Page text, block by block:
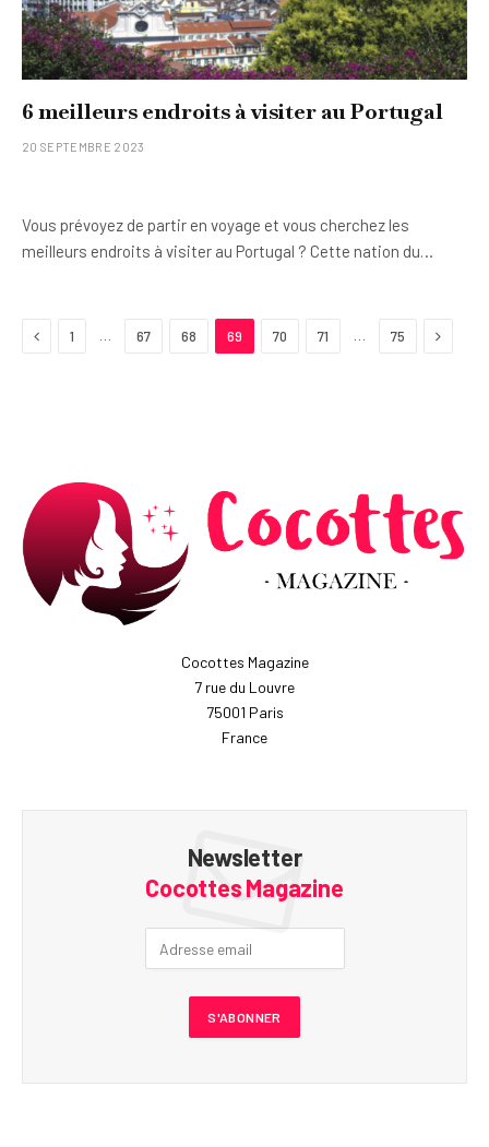
6 meilleurs endroits à visiter au Portugal
20 SEPTEMBRE 2023
Vous prévoyez de partir en voyage et vous cherchez les
meilleurs endroits à visiter au Portugal ? Cette nation du…
Previous
1 67 68 69 70 71 75 Next
Cocottes Magazine
7 rue du Louvre
75001 Paris
France
Newsletter
Cocottes Magazine